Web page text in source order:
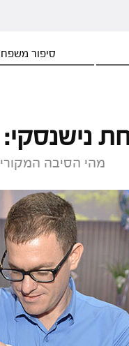
סיפור
נישנסקי:
מהי הסיבה